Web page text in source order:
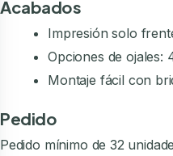
Acabados
Impresión solo
Opciones de ojales:
Montaje fácil con
Pedido
Pedido mínimo de 32